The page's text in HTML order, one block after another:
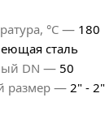
°С — 180
сталь
DN — 50
размер — 2" - 2"